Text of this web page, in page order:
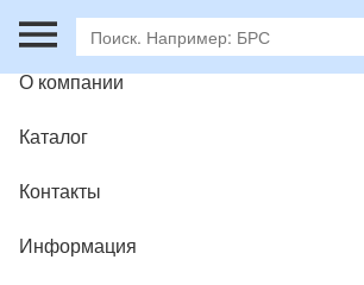
Главная
О компании
Каталог
Контакты
Информация